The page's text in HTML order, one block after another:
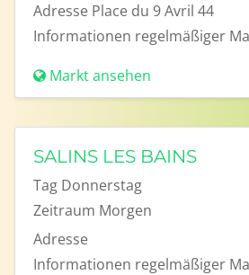
Adresse Place du 9 Avril 44
Informationen regelmäßiger
Markt ansehen
SALINS LES BAINS
Tag Donnerstag
Zeitraum Morgen
Adresse
Informationen regelmäßiger